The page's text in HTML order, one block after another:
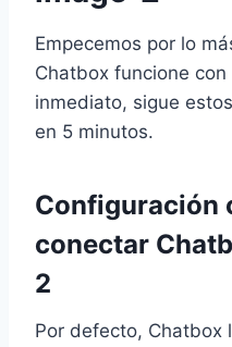
Empecemos por lo
Chatbox funcione con
inmediato, sigue
en 5 minutos.
Configuración
conectar
2
Por defecto, Chatbox